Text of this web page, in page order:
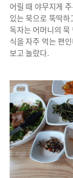
어릴 때 야무지게
있는 묵으로 뚝딱
독자는 어머니의
식을 자주 먹는 편
보고 놀랐다.